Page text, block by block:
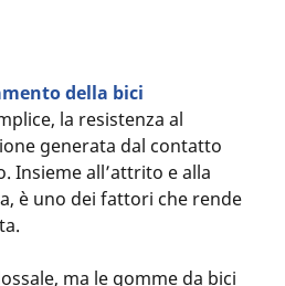
della bici
la resistenza al
generata dal contatto
Insieme all’attrito e alla
è uno dei fattori che rende
ma le gomme da bici